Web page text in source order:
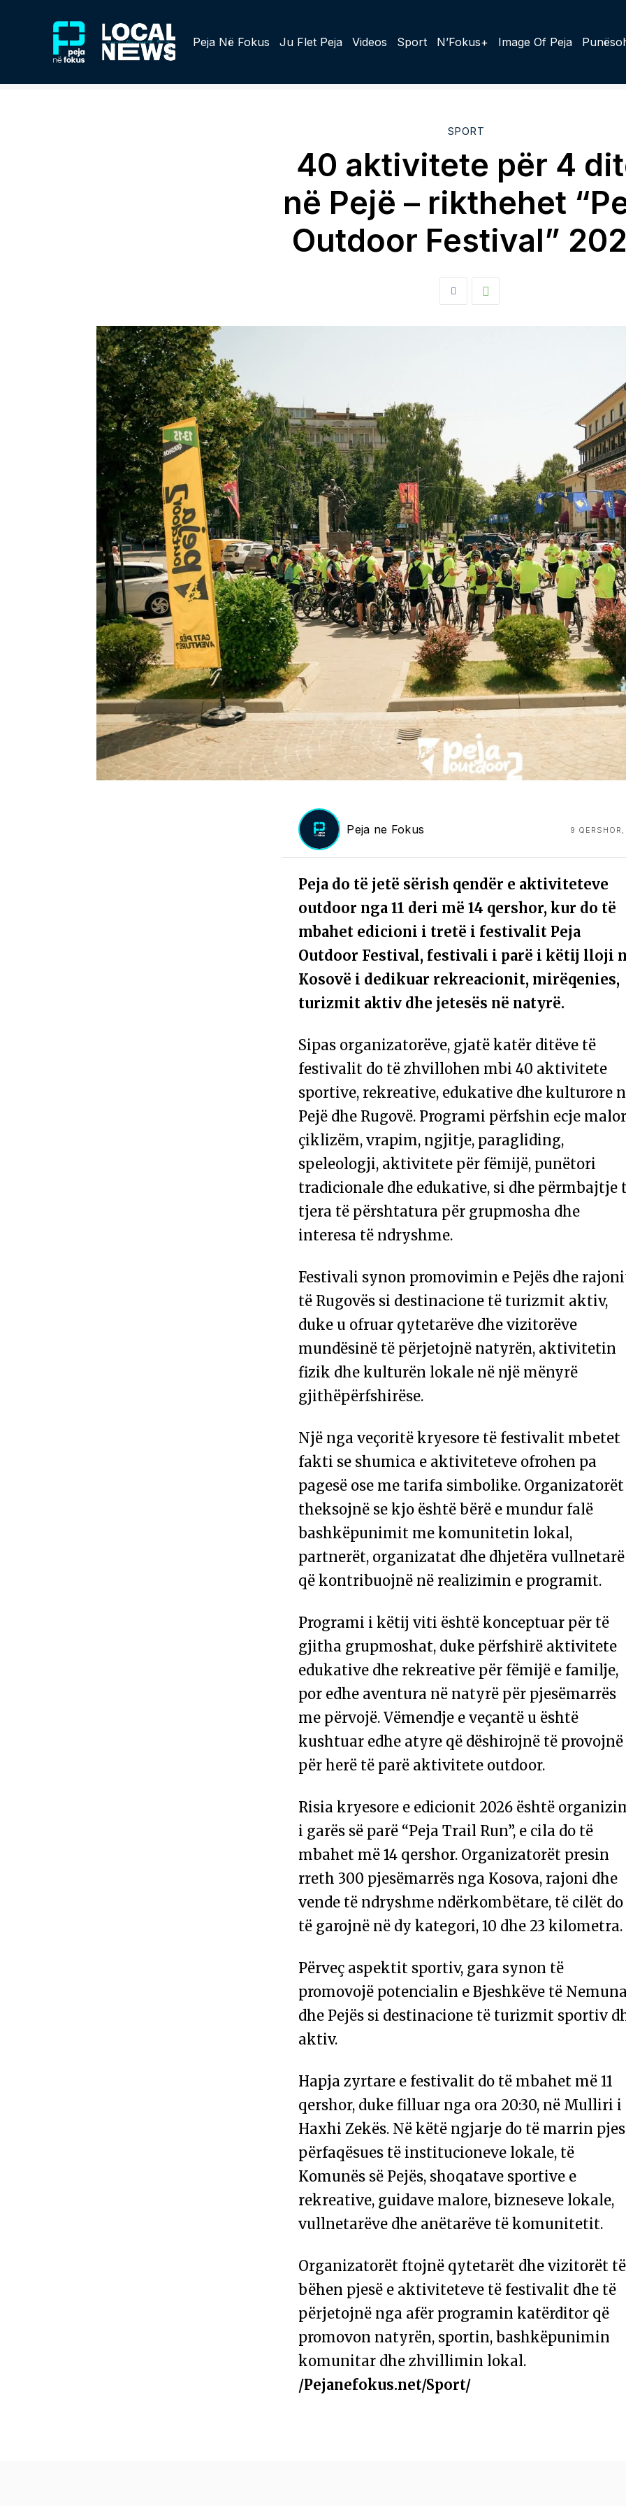
Peja Në Fokus Ju Flet Peja Videos Sport N’Fokus+ Image Of Peja
SPORT
40 aktivitete për 4
në Pejë – rikthehet
Outdoor Festival”
Peja ne Fokus 9
Peja do të jetë sërish qendër e aktiviteteve
outdoor nga 11 deri më 14 qershor, kur do të
mbahet edicioni i tretë i festivalit Peja
Outdoor Festival, festivali i parë i këtij lloji
Kosovë i dedikuar rekreacionit, mirëqenies,
turizmit aktiv dhe jetesës në natyrë.
Sipas organizatorëve, gjatë katër ditëve të
festivalit do të zhvillohen mbi 40 aktivitete
sportive, rekreative, edukative dhe kulturore
Pejë dhe Rugovë. Programi përfshin ecje
çiklizëm, vrapim, ngjitje, paragliding,
speleologji, aktivitete për fëmijë, punëtori
tradicionale dhe edukative, si dhe përmbajtje
tjera të përshtatura për grupmosha dhe
interesa të ndryshme.
Festivali synon promovimin e Pejës dhe
të Rugovës si destinacione të turizmit aktiv,
duke u ofruar qytetarëve dhe vizitorëve
mundësinë të përjetojnë natyrën, aktivitetin
fizik dhe kulturën lokale në një mënyrë
gjithëpërfshirëse.
Një nga veçoritë kryesore të festivalit mbetet
fakti se shumica e aktiviteteve ofrohen pa
pagesë ose me tarifa simbolike. Organizatorët
theksojnë se kjo është bërë e mundur falë
bashkëpunimit me komunitetin lokal,
partnerët, organizatat dhe dhjetëra vullnetarë
që kontribuojnë në realizimin e programit.
Programi i këtij viti është konceptuar për të
gjitha grupmoshat, duke përfshirë aktivitete
edukative dhe rekreative për fëmijë e familje,
por edhe aventura në natyrë për pjesëmarrës
me përvojë. Vëmendje e veçantë u është
kushtuar edhe atyre që dëshirojnë të provojnë
për herë të parë aktivitete outdoor.
Risia kryesore e edicionit 2026 është
i garës së parë “Peja Trail Run”, e cila do të
mbahet më 14 qershor. Organizatorët presin
rreth 300 pjesëmarrës nga Kosova, rajoni dhe
vende të ndryshme ndërkombëtare, të cilët do
të garojnë në dy kategori, 10 dhe 23 kilometra.
Përveç aspektit sportiv, gara synon të
promovojë potencialin e Bjeshkëve të
dhe Pejës si destinacione të turizmit sportiv
aktiv.
Hapja zyrtare e festivalit do të mbahet më 11
qershor, duke filluar nga ora 20:30, në Mulliri i
Haxhi Zekës. Në këtë ngjarje do të marrin
përfaqësues të institucioneve lokale, të
Komunës së Pejës, shoqatave sportive e
rekreative, guidave malore, bizneseve lokale,
vullnetarëve dhe anëtarëve të komunitetit.
Organizatorët ftojnë qytetarët dhe vizitorët të
bëhen pjesë e aktiviteteve të festivalit dhe të
përjetojnë nga afër programin katërditor që
promovon natyrën, sportin, bashkëpunimin
komunitar dhe zhvillimin lokal.
/Pejanefokus.net/Sport/